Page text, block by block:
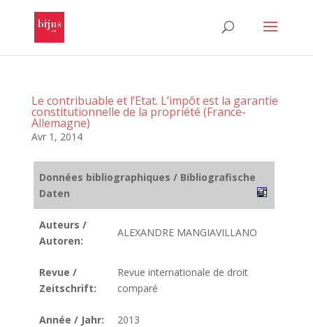
Le contribuable et l’Etat. L’impôt est la garantie
constitutionnelle de la propriété (France-
Allemagne)
Avr 1, 2014
Données bibliographiques / Bibliografische
Daten
Auteurs /
Autoren:
ALEXANDRE MANGIAVILLANO
Revue /
Zeitschrift:
Revue internationale de droit
comparé
Année / Jahr: 2013